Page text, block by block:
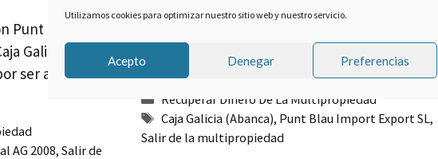
Utilizamos cookies para optimizar nuestro sitio web y nuestro servicio.
Acepto Denegar Preferencias
Punt Cardinal
Galicia
ser a tiempo
AG 2008, Salir de
Blau Import Export SL y cuyo préstamo fue con
Caja Galicia (Abanca) pueden ser demandados
por ser un contrato a tiempo indefinido.
Categorías
Recuperar Dinero De La Multipropiedad
Etiquetas
Caja Galicia (Abanca), Punt Blau Import Export SL,
Salir de la multipropiedad